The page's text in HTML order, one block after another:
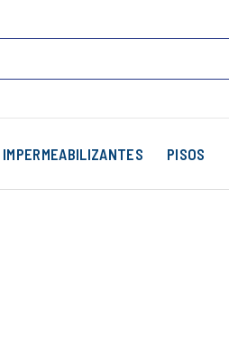
IMPERMEABILIZANTES PISOS